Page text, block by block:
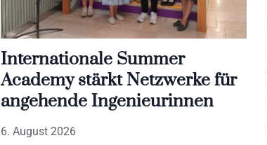
Internationale Summer
Academy stärkt Netzwerke für
angehende Ingenieurinnen
6. August 2026